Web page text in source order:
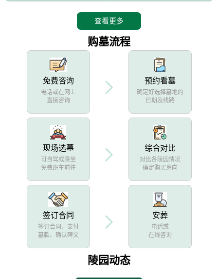
查看更多
购墓流程
免费咨询
电话或在网上
直接咨询
预约看墓
确定好选择墓地的
日期及线路
现场选墓
可自驾或乘坐
免费班车前往
综合对比
对比各陵园情况
确定购买意向
签订合同
签订合同、支付
墓款、确认碑文
安葬
电话或
在线咨询
陵园动态